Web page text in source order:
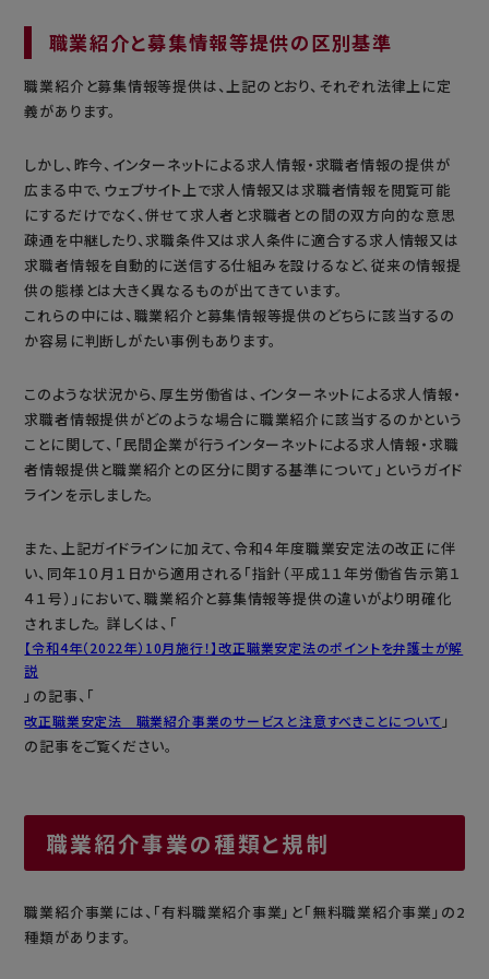
職業紹介と募集情報等提供の区別基準
職業紹介と募集情報等提供は、上記のとおり、それぞれ法律上に定
義があります。
しかし、昨今、インターネットによる求人情報・求職者情報の提供が
広まる中で、ウェブサイト上で求人情報又は求職者情報を閲覧可能
にするだけでなく、併せて求人者と求職者との間の双方向的な意思
疎通を中継したり、求職条件又は求人条件に適合する求人情報又は
求職者情報を自動的に送信する仕組みを設けるなど、従来の情報提
供の態様とは大きく異なるものが出てきています。
これらの中には、職業紹介と募集情報等提供のどちらに該当するの
か容易に判断しがたい事例もあります。
このような状況から、厚生労働省は、インターネットによる求人情報・
求職者情報提供がどのような場合に職業紹介に該当するのかという
ことに関して、「民間企業が行うインターネットによる求人情報・求職
者情報提供と職業紹介との区分に関する基準について」というガイド
ラインを示しました。
また、上記ガイドラインに加えて、令和４年度職業安定法の改正に伴
い、同年１０月１日から適用される「指針（平成１１年労働省告示第１
４１号）」において、職業紹介と募集情報等提供の違いがより明確化
されました。 詳しくは、「
【令和4年（2022年）10月施行！】改正職業安定法のポイントを弁護士が解
説
」の記事、「
改正職業安定法 職業紹介事業のサービスと注意すべきことについて 」
の記事をご覧ください。
職業紹介事業の種類と規制
職業紹介事業には、「有料職業紹介事業」と「無料職業紹介事業」の2
種類があります。